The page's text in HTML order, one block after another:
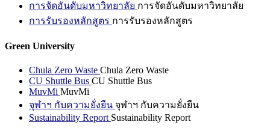
การจัดอันดับมหาวิทยาลัย การจัดอันดับมหาวิทยาลัย
การรับรองหลักสูตร การรับรองหลักสูตร
Green University
Chula Zero Waste Chula Zero Waste
CU Shuttle Bus CU Shuttle Bus
MuvMi MuvMi
จุฬาฯ กับความยั่งยืน จุฬาฯ กับความยั่งยืน
Sustainability Report Sustainability Report